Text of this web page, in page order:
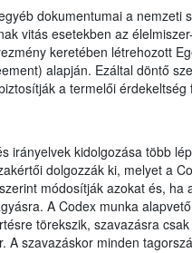
dokumentumai a nemzeti
vitás esetekben az
keretében létrehozott
alapján. Ezáltal döntő
a termelői
irányelvek kidolgozása több
dolgozzák ki, melyet a
módosítják azokat és,
A Codex munka
törekszik, szavazásra
A szavazáskor minden